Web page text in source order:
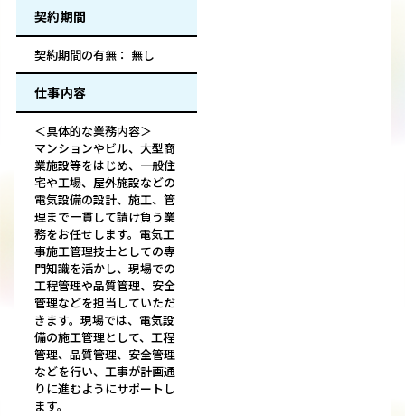
契約期間
契約期間の有無： 無し
仕事内容
＜具体的な業務内容＞
マンションやビル、大型商
業施設等をはじめ、一般住
宅や工場、屋外施設などの
電気設備の設計、施工、管
理まで一貫して請け負う業
務をお任せします。電気工
事施工管理技士としての専
門知識を活かし、現場での
工程管理や品質管理、安全
管理などを担当していただ
きます。現場では、電気設
備の施工管理として、工程
管理、品質管理、安全管理
などを行い、工事が計画通
りに進むようにサポートし
ます。